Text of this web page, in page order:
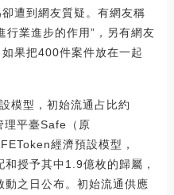
遭到網友質疑。有網友稱
行業進步的作用”，另有網友
果把400件案件放在一起
模型，初始流通占比約
理平臺Safe（原
經濟預設模型，
授予其中1.9億枚的歸屬，
之日公布。初始流通供應